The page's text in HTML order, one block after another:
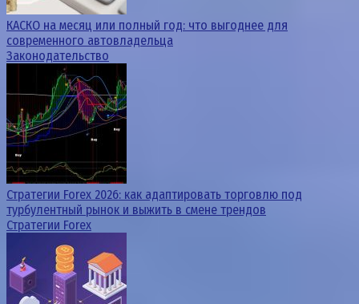
КАСКО на месяц или полный год: что выгоднее для
современного автовладельца
Законодательство
Стратегии Forex 2026: как адаптировать торговлю под
турбулентный рынок и выжить в смене трендов
Стратегии Forex